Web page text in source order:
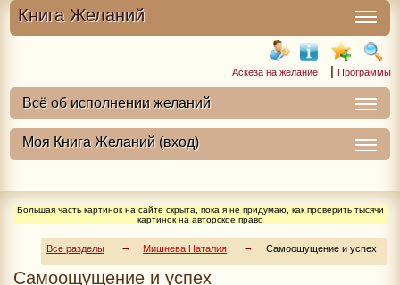
Книга Желаний
Аскеза на желание | Программы
Большая часть картинок на сайте скрыта, пока я не придумаю, как проверить тысячи
картинок на авторское право
Все разделы Мишнева Наталия Самоощущение и успех
Самоощущение и успех